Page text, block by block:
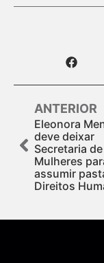
ANTERIOR
Eleonora
deve deixar
Secretaria de
Mulheres
assumir
Direitos